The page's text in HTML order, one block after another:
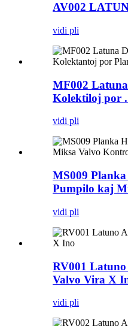
AV002
vidi pli
MF002
Kolektiloj por
vidi pli
MS009
Pumpilo kaj
vidi pli
RV001
Valvo Vira X
vidi pli